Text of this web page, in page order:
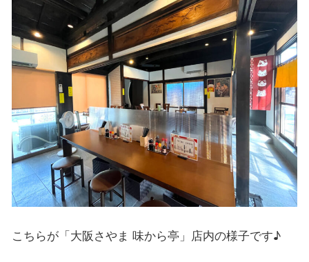
こちらが「大阪さやま 味から亭」店内の様子です♪